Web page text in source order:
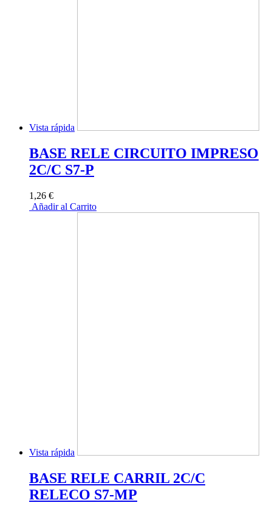
Vista rápida
BASE RELE CIRCUITO IMPRESO
2C/C S7-P
1,26 €
Añadir al Carrito
Vista rápida
BASE RELE CARRIL 2C/C
RELECO S7-MP